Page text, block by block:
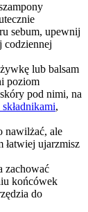
sebum, upewnij
codziennej
lub balsam
poziom
pod nimi, na
,
nawilżać, ale
łatwiej ujarzmisz
zachować
końcówek
do